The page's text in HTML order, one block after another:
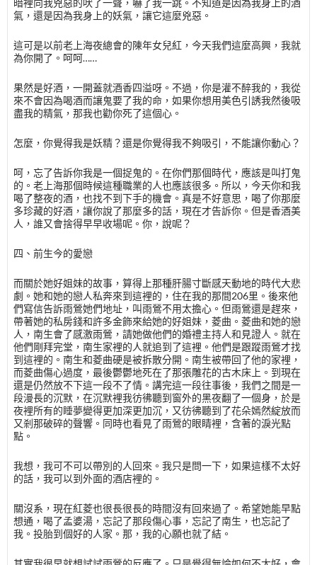
暗裡向我兇惡的吠了一聲，嚇了我一跳。不知道是因為我身上的酒
氣，還是因為我身上的妖氣，讓它這麼兇惡。
這可是以前老上海夜總會的陳年女兒紅，今天我們這麼高興，我就
為你開了。呵呵……
果然是好酒，一開蓋就酒香四溢呀。不過，你是灌不醉我的，我從
來不會因為喝酒而讓鬼要了我的命，如果你想用美色引誘我然後吸
盡我的精氣，那我也勸你死了這個心。
怎麼，你覺得我是妖精？還是你覺得我不夠吸引，不能讓你動心？
呵，忘了告訴你我是一個捉鬼的。在你們那個時代，應該是叫打鬼
的。老上海那個時候這種職業的人也應該很多。所以，今天你和我
喝了整夜的酒，也找不到下手的機會。真是不好意思，喝了你那麼
多珍藏的好酒，讓你說了那麼多的話，現在才告訴你。但是香酒美
人，誰又會捨得早早收場呢。你，說呢？
四、前生今的愛戀
而關於她好姐妹的故事，算得上那種肝腸寸斷感天動地的時代大悲
劇。她和她的戀人私奔來到這裡的，住在我的那間206里。後來他
們寫信告訴雨鶯她們地址，叫雨鶯不用太擔心。但雨鶯還是趕來，
帶著她的私房錢和許多金飾來給她的好姐妹，菱曲。菱曲和她的戀
人，南生會了感激雨鶯，請她做他們的婚禮主持人和見證人。就在
他們剛拜完堂，南生家裡的人就追到了這裡。他們是跟蹤雨鶯才找
到這裡的。南生和菱曲硬是被拆散分開。南生被帶回了他的家裡，
而菱曲傷心過度，最後鬱鬱地死在了那張雕花的古木床上。到現在
還是仍然放不下這一段不了情。講完這一段往事後，我們之間是一
段漫長的沉默，在沉默裡我彷彿聽到窗外的黑夜翻了一個身，於是
夜裡所有的睡夢變得更加深更加沉，又彷彿聽到了花朵嫣然綻放而
又剎那破碎的聲響。同時也看見了雨鶯的眼睛裡，含著的淚光點
點。
我想，我可不可以帶別的人回來。我只是問一下，如果這樣不太好
的話，我可以到外面的酒店裡的。
關沒系，現在紅菱也很長很長的時間沒有回來過了。希望她能早點
想通，喝了孟婆湯，忘記了那段傷心事，忘記了南生，也忘記了
我。投胎到個好的人家。那，我的心願也就了結。